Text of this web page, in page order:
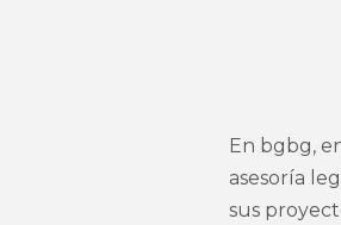
En bgbg,
asesoría
sus